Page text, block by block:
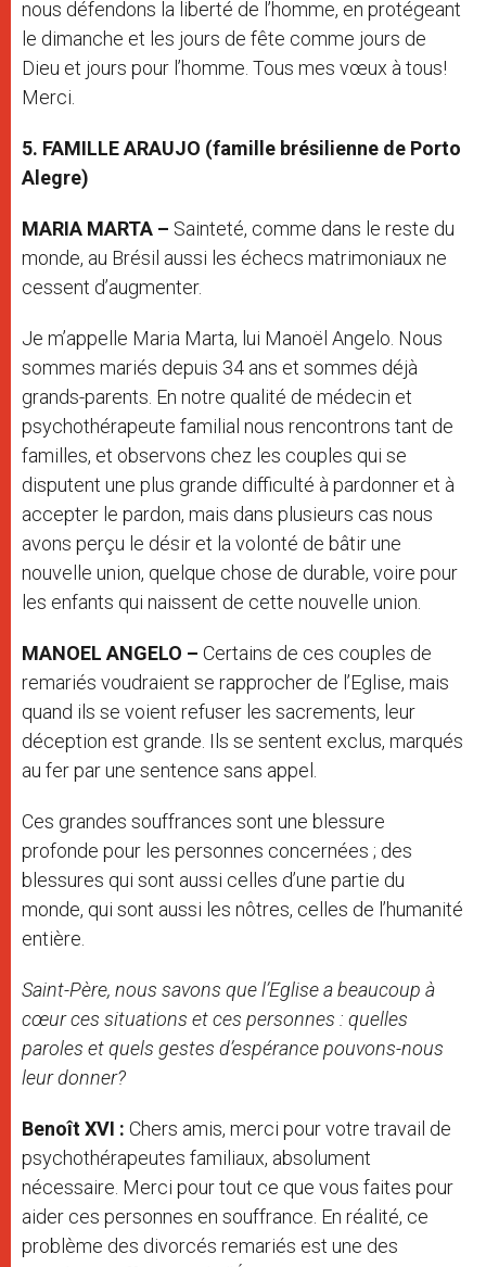
nous défendons la liberté de l’homme, en protégeant
le dimanche et les jours de fête comme jours de
Dieu et jours pour l’homme. Tous mes vœux à tous!
Merci.
5. FAMILLE ARAUJO (famille brésilienne de Porto
Alegre)
MARIA MARTA – Sainteté, comme dans le reste du
monde, au Brésil aussi les échecs matrimoniaux ne
cessent d’augmenter.
Je m’appelle Maria Marta, lui Manoël Angelo. Nous
sommes mariés depuis 34 ans et sommes déjà
grands-parents. En notre qualité de médecin et
psychothérapeute familial nous rencontrons tant de
familles, et observons chez les couples qui se
disputent une plus grande difficulté à pardonner et à
accepter le pardon, mais dans plusieurs cas nous
avons perçu le désir et la volonté de bâtir une
nouvelle union, quelque chose de durable, voire pour
les enfants qui naissent de cette nouvelle union.
MANOEL ANGELO – Certains de ces couples de
remariés voudraient se rapprocher de l’Eglise, mais
quand ils se voient refuser les sacrements, leur
déception est grande. Ils se sentent exclus, marqués
au fer par une sentence sans appel.
Ces grandes souffrances sont une blessure
profonde pour les personnes concernées ; des
blessures qui sont aussi celles d’une partie du
monde, qui sont aussi les nôtres, celles de l’humanité
entière.
Saint-Père, nous savons que l’Eglise a beaucoup à
cœur ces situations et ces personnes : quelles
paroles et quels gestes d’espérance pouvons-nous
leur donner?
Benoît XVI : Chers amis, merci pour votre travail de
psychothérapeutes familiaux, absolument
nécessaire. Merci pour tout ce que vous faites pour
aider ces personnes en souffrance. En réalité, ce
problème des divorcés remariés est une des